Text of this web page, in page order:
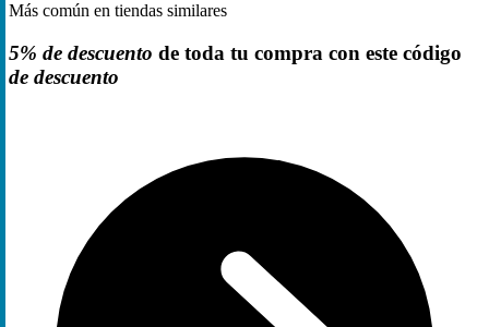
Más común en tiendas similares
5% de descuento de toda tu compra con este código
de descuento